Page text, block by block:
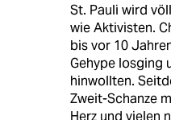
St. Pauli wird
wie Aktivisten.
bis vor 10
Gehype losging
hinwollten.
Zweit-Schanze
Herz und vielen